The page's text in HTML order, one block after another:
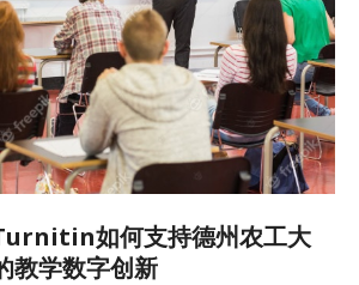
如何支持德州农工大
教学数字创新